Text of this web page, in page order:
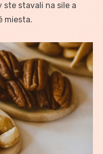
ste stavali na sile a
miesta.